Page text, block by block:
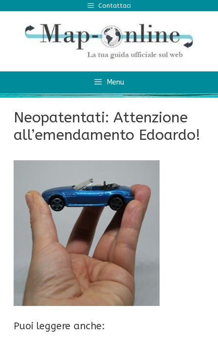
contenuto
Contattaci
Menu
Neopatentati: Attenzione
all’emendamento Edoardo!
Puoi leggere anche: